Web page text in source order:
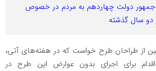
دولت چهاردهم به مردم در خصوص
دو سال گذشته
از طراحان طرح خواست که در هفته‌های آتی،
برای اجرای بدون عوارض این طرح در